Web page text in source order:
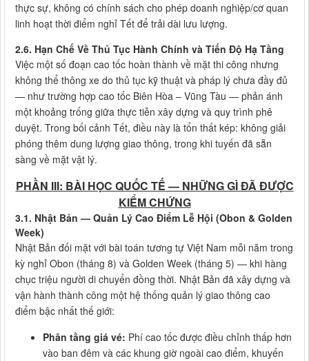
thực sự, không có chính sách cho phép doanh nghiệp/cơ quan
linh hoạt thời điểm nghỉ Tết để trải dài lưu lượng.
2.6. Hạn Chế Về Thủ Tục Hành Chính và Tiến Độ Hạ Tầng
Việc một số đoạn cao tốc hoàn thành về mặt thi công nhưng
không thể thông xe do thủ tục kỹ thuật và pháp lý chưa đầy đủ
— như trường hợp cao tốc Biên Hòa – Vũng Tàu — phản ánh
một khoảng trống giữa thực tiễn xây dựng và quy trình phê
duyệt. Trong bối cảnh Tết, điều này là tổn thất kép: không giải
phóng thêm dung lượng giao thông, trong khi tuyến đã sẵn
sàng về mặt vật lý.
PHẦN III: BÀI HỌC QUỐC TẾ — NHỮNG GÌ ĐÃ ĐƯỢC
KIỂM CHỨNG
3.1. Nhật Bản — Quản Lý Cao Điểm Lễ Hội (Obon & Golden
Week)
Nhật Bản đối mặt với bài toán tương tự Việt Nam mỗi năm trong
kỳ nghỉ Obon (tháng 8) và Golden Week (tháng 5) — khi hàng
chục triệu người di chuyển đồng thời. Nhật Bản đã xây dựng và
vận hành thành công một hệ thống quản lý giao thông cao
điểm bậc nhất thế giới:
Phân tầng giá vé: Phí cao tốc được điều chỉnh thấp hơn
vào ban đêm và các khung giờ ngoài cao điểm, khuyến